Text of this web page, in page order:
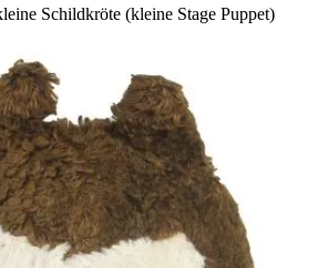
Schildkröte (kleine Stage Puppet)